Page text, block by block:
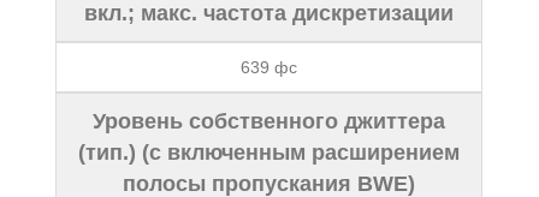
вкл.; макс. частота дискретизации
639 фс
Уровень собственного джиттера
(тип.) (с включенным расширением
полосы пропускания BWE)